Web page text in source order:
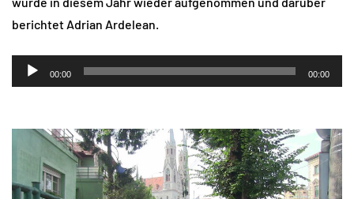
berichtet Adrian Ardelean.
Audio-
Player
00:00 00:00